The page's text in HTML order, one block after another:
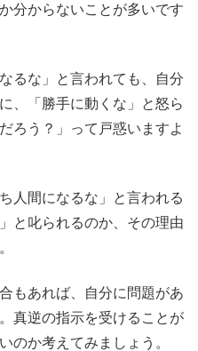
分からないことが多いです
るな」と言われても、自分
、「勝手に動くな」と怒ら
ろう？」って戸惑いますよ
人間になるな」と言われる
と叱られるのか、その理由
もあれば、自分に問題があ
真逆の指示を受けることが
のか考えてみましょう。